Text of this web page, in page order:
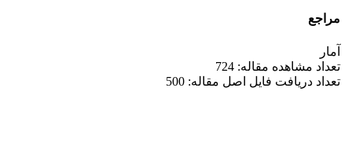
مراجع
آمار
تعداد مشاهده مقاله: 724
تعداد دریافت فایل اصل مقاله: 500